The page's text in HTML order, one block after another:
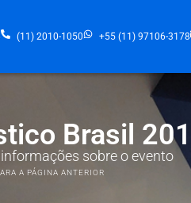
(11) 2010-1050 +55 (11) 97106-3178
Brasil
sobre o evento
A PÁGINA ANTERIOR